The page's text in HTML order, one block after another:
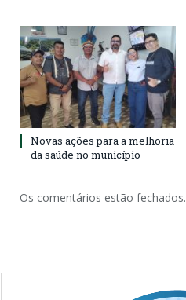
Novas ações para a melhoria
da saúde no município
Os comentários estão fechados.